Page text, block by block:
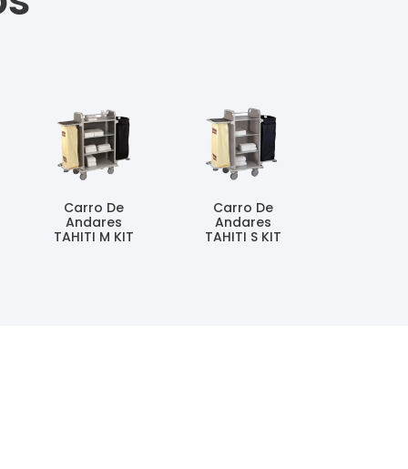
Carro De
Andares
TAHITI M KIT
Carro De
Andares
TAHITI S KIT